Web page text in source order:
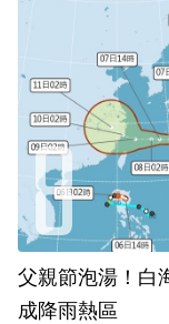
父親節泡湯！白
成降雨熱區